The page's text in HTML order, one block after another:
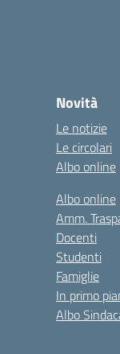
Novità
Le notizie
Le circolari
Albo online
Albo online
Amm.
Docenti
Studenti
Famiglie
In primo
Albo